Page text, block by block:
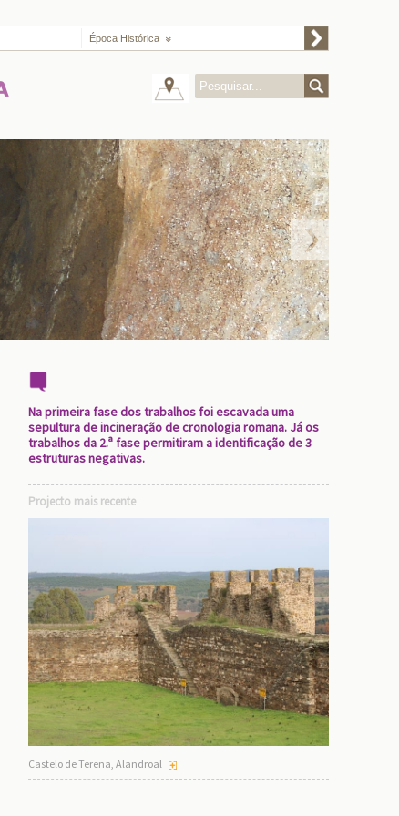
Época Histórica
Na primeira fase dos trabalhos foi escavada uma
sepultura de incineração de cronologia romana. Já os
trabalhos da 2.ª fase permitiram a identificação de 3
estruturas negativas.
Projecto mais recente
Castelo de Terena, Alandroal